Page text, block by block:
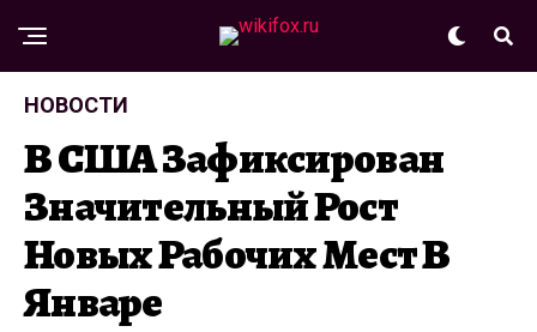
НОВОСТИ
В США Зафиксирован
Значительный Рост
Новых Рабочих Мест В
Январе